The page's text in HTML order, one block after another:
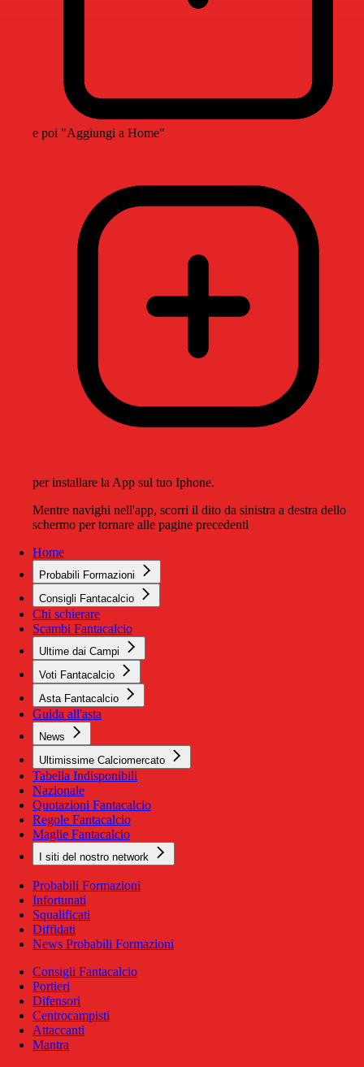
e poi "Aggiungi a Home"
per installare la App sul tuo Iphone.
Mentre navighi nell'app, scorri il dito da sinistra a destra dello
schermo per tornare alle pagine precedenti
Home
Probabili Formazioni
Consigli Fantacalcio
Chi schierare
Scambi Fantacalcio
Ultime dai Campi
Voti Fantacalcio
Asta Fantacalcio
Guida all'asta
News
Ultimissime Calciomercato
Tabella Indisponibili
Nazionale
Quotazioni Fantacalcio
Regole Fantacalcio
Maglie Fantacalcio
I siti del nostro network
Probabili Formazioni
Infortunati
Squalificati
Diffidati
News Probabili Formazioni
Consigli Fantacalcio
Portieri
Difensori
Centrocampisti
Attaccanti
Mantra